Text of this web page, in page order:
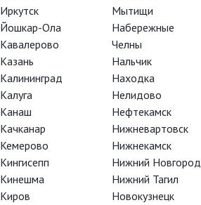
Мэри, его
происходят на
в живописи сокровенной
И один из участников —
игру монахини,
ли являются
по ее
*зачеркнуто*
«Одержимость» Иво
Иркутск
Йошкар-Ола
Кавалерово
Казань
Калининград
Калуга
Канаш
Качканар
Кемерово
Кингисепп
Кинешма
Киров
Мытищи
Набережные
Челны
Нальчик
Находка
Нелидово
Нефтекамск
Нижневартовск
Нижнекамск
Нижний Новгород
Нижний Тагил
Новокузнецк